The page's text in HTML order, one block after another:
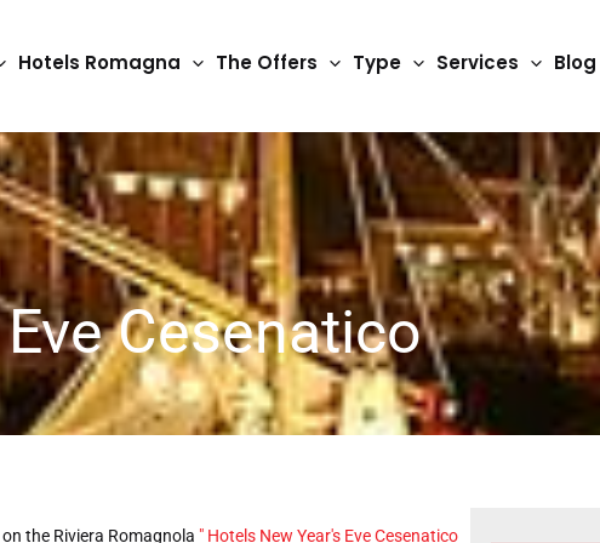
Hotels Romagna The Offers Type Services Blog
Cesenatico
on the Riviera Romagnola " Hotels New Year's Eve Cesenatico